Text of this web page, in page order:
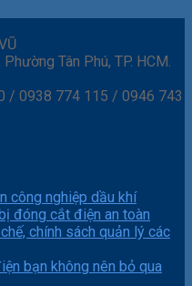
Tân Phú, TP. HCM.
/ 0938 774 115 / 0946 743
công nghiệp dầu khí
đóng cắt điện an toàn
chính sách quản lý các
bạn không nên bỏ qua